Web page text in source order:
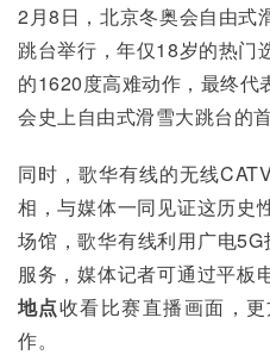
2月8日，北京冬奥会自由式
跳台举行，年仅18岁的热门
的1620度高难动作，最终代
会史上自由式滑雪大跳台的首
同时，歌华有线的无线
相，与媒体一同见证这历史
场馆，歌华有线利用广电
服务，媒体记者可通过平板
地点收看比赛直播画面，
作。